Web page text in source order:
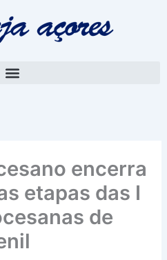
encerra
etapas das I
de